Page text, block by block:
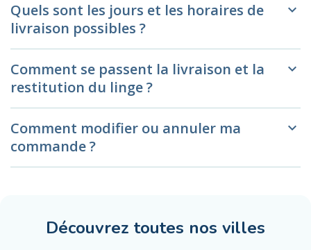
Quels sont les jours et les horaires de
livraison possibles ?
keyboard_arrow_down
Comment se passent la livraison et la
restitution du linge ?
keyboard_arrow_down
Comment modifier ou annuler ma
commande ?
keyboard_arrow_down
Découvrez toutes nos villes